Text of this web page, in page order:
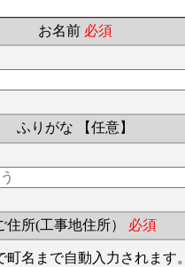
お名前 必須
ふりがな 【任意】
住所(工事地住所） 必須
名まで自動入力されます。